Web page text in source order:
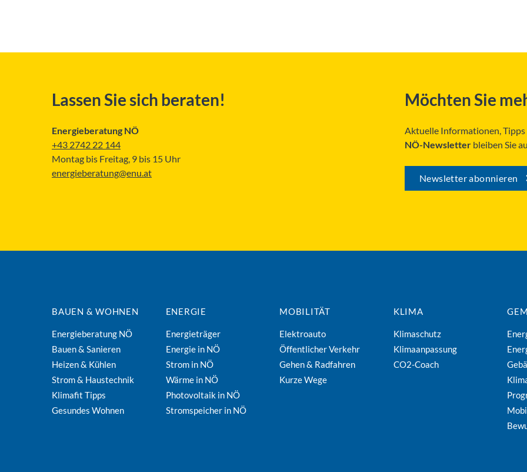
Lassen Sie sich beraten!
Energieberatung NÖ
+43 2742 22 144
Montag bis Freitag, 9 bis 15 Uhr
energieberatung@enu.at
Möchten Sie
Aktuelle Informationen,
NÖ-Newsletter bleiben Sie
Newsletter abonnieren
BAUEN & WOHNEN
Energieberatung NÖ
Bauen & Sanieren
Heizen & Kühlen
Strom & Haustechnik
Klimafit Tipps
Gesundes Wohnen
ENERGIE
Energieträger
Energie in NÖ
Strom in NÖ
Wärme in NÖ
Photovoltaik in NÖ
Stromspeicher in NÖ
MOBILITÄT
Elektroauto
Öffentlicher Verkehr
Gehen & Radfahren
Kurze Wege
KLIMA
Klimaschutz
Klimaanpassung
CO2-Coach